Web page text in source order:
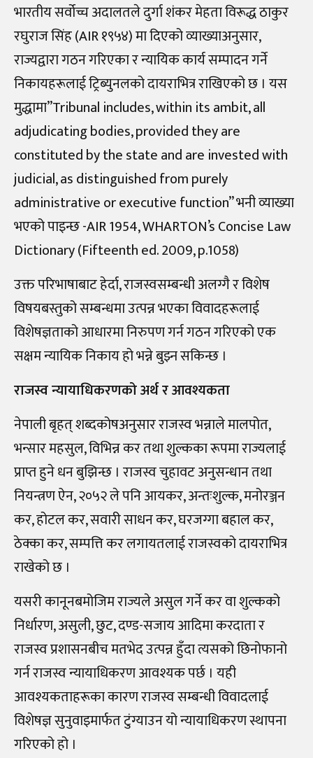
भारतीय सर्वोच्च अदालतले दुर्गा शंकर मेहता विरूद्ध ठाकुर
रघुराज सिंह (AIR १९५४) मा दिएको व्याख्याअनुसार,
राज्यद्वारा गठन गरिएका र न्यायिक कार्य सम्पादन गर्ने
निकायहरूलाई ट्रिब्युनलको दायराभित्र राखिएको छ । यस
मुद्धामा”Tribunal includes, within its ambit, all
adjudicating bodies, provided they are
constituted by the state and are invested with
judicial, as distinguished from purely
administrative or executive function” भनी व्याख्या
भएको पाइन्छ -AIR 1954, WHARTON’s Concise Law
Dictionary (Fifteenth ed. 2009, p.1058)
उक्त परिभाषाबाट हेर्दा, राजस्वसम्बन्धी अलग्गै र विशेष
विषयबस्तुको सम्बन्धमा उत्पन्न भएका विवादहरूलाई
विशेषज्ञताको आधारमा निरुपण गर्न गठन गरिएको एक
सक्षम न्यायिक निकाय हो भन्ने बुझ्न सकिन्छ ।
राजस्व न्यायाधिकरणको अर्थ र आवश्यकता
नेपाली बृहत् शब्दकोषअनुसार राजस्व भन्नाले मालपोत,
भन्सार महसुल, विभिन्न कर तथा शुल्कका रूपमा राज्यलाई
प्राप्त हुने धन बुझिन्छ । राजस्व चुहावट अनुसन्धान तथा
नियन्त्रण ऐन, २०५२ ले पनि आयकर, अन्तःशुल्क, मनोरञ्जन
कर, होटल कर, सवारी साधन कर, घरजग्गा बहाल कर,
ठेक्का कर, सम्पत्ति कर लगायतलाई राजस्वको दायराभित्र
राखेको छ ।
यसरी कानूनबमोजिम राज्यले असुल गर्ने कर वा शुल्कको
निर्धारण, असुली, छुट, दण्ड-सजाय आदिमा करदाता र
राजस्व प्रशासनबीच मतभेद उत्पन्न हुँदा त्यसको छिनोफानो
गर्न राजस्व न्यायाधिकरण आवश्यक पर्छ । यही
आवश्यकताहरूका कारण राजस्व सम्बन्धी विवादलाई
विशेषज्ञ सुनुवाइमार्फत टुंग्याउन यो न्यायाधिकरण स्थापना
गरिएको हो ।